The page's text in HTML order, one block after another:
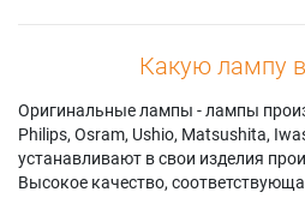
Какую лампу
Оригинальные лампы - лампы
Philips, Osram, Ushio, Matsushita,
устанавливают в свои изделия
Высокое качество,